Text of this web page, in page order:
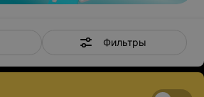
Фильтры